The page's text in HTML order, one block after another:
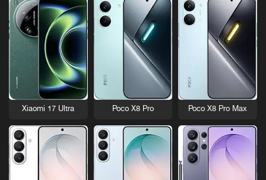
Poco X8 Pro Max
Poco X8 Pro
Xiaomi 17 Ultra